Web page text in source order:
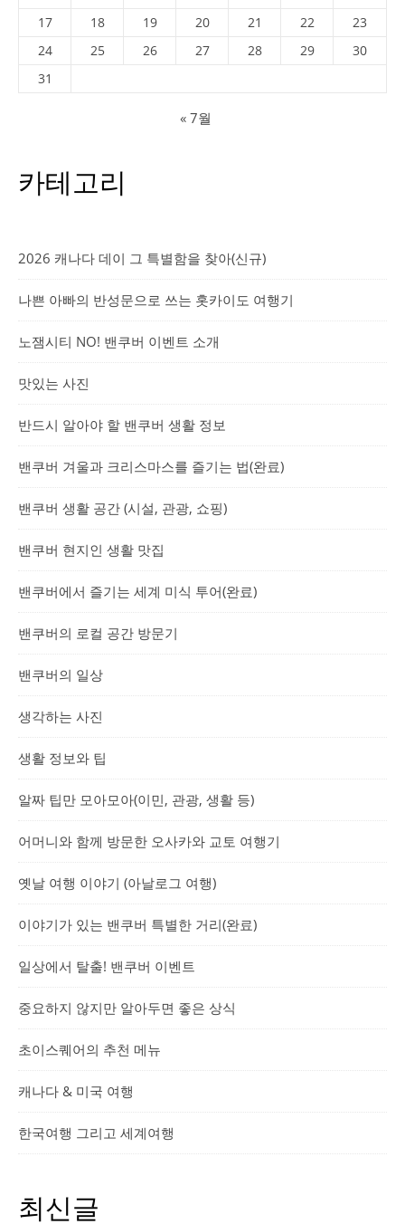
17
18 19 20 21 22
23
24
25 26 27 28 29
30
31
« 7월
카테고리
2026 캐나다 데이 그 특별함을 찾아(신규)
나쁜 아빠의 반성문으로 쓰는 홋카이도 여행기
노잼시티 NO! 밴쿠버 이벤트 소개
맛있는 사진
반드시 알아야 할 밴쿠버 생활 정보
밴쿠버 겨울과 크리스마스를 즐기는 법(완료)
밴쿠버 생활 공간 (시설, 관광, 쇼핑)
밴쿠버 현지인 생활 맛집
밴쿠버에서 즐기는 세계 미식 투어(완료)
밴쿠버의 로컬 공간 방문기
밴쿠버의 일상
생각하는 사진
생활 정보와 팁
알짜 팁만 모아모아(이민, 관광, 생활 등)
어머니와 함께 방문한 오사카와 교토 여행기
옛날 여행 이야기 (아날로그 여행)
이야기가 있는 밴쿠버 특별한 거리(완료)
일상에서 탈출! 밴쿠버 이벤트
중요하지 않지만 알아두면 좋은 상식
초이스퀘어의 추천 메뉴
캐나다 & 미국 여행
한국여행 그리고 세계여행
최신글